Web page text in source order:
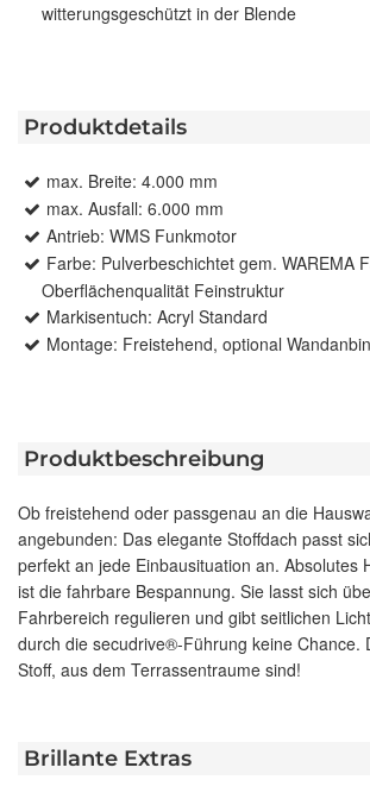
witterungsgeschützt in der Blende
Produktdetails
max. Breite: 4.000 mm
max. Ausfall: 6.000 mm
Antrieb: WMS Funkmotor
Farbe: Pulverbeschichtet gem. WAREMA
Oberflächenqualität Feinstruktur
Markisentuch: Acryl Standard
Montage: Freistehend, optional
Produktbeschreibung
Ob freistehend oder passgenau an die
angebunden: Das elegante Stoffdach passt
perfekt an jede Einbausituation an. Absolutes
ist die fahrbare Bespannung. Sie lasst sich
Fahrbereich regulieren und gibt seitlichen
durch die secudrive®-Führung keine Chance.
Stoff, aus dem Terrassentraume sind!
Brillante Extras